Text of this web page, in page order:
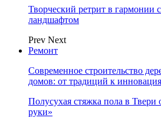
Творческий ретрит в гармонии
ландшафтом
Prev Next
Ремонт
Современное строительство
домов: от традиций к
Полусухая стяжка пола в
руки»